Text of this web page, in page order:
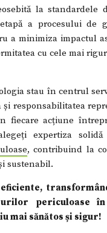
la standardele
a procesului de
a minimiza impactul
cu cele mai
stau în centrul
și responsabilitatea
fiecare acțiune
expertiza
, contribuind la
sustenabil.
periculoase
mai sănătos și sigur!